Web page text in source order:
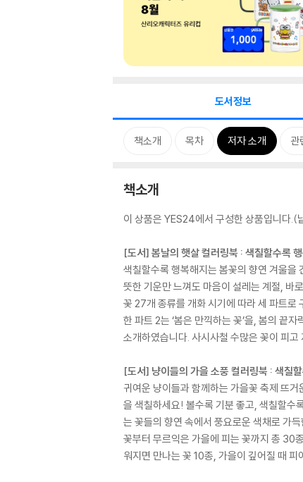
도서정보
책소개 목차 저자 소개 관
책소개
이 상품은 YES24에서 구성한 상품입니다.(
[도서] 봄날의 햇살 컬러링북 : 색칠할수록
색칠할수록 행복해지는 봄꽃의 향연 겨울
뜻한 기운만 느껴도 마음이 설레는 계절, 바
꽃 27개 종류를 개화 시기에 따라 세 파트로
한 파트 2는 ‘봄은 만끽하는 꽃’을, 봄의 끝
소개하였습니다. 사시사철 수많은 꽃이 피
[도서] 냥이들의 가을 소풍 컬러링북 : 색칠
귀여운 냥이들과 함께하는 가을꽃 축제 뜨
을 색칠하세요! 볼수록 기분 좋고, 색칠할수
는 꽃들의 향연 속에서 풍요로운 색채로 가
꽃부터 무르익은 가을에 피는 꽃까지 총 30
워지면 만나는 꽃 10종, 가을이 깊어질 때